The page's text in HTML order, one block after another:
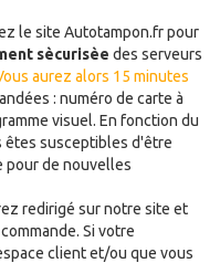
le site Autotampon.fr pour
sècurisèe des serveurs
aurez alors 15 minutes
: numéro de carte à
visuel. En fonction du
êtes susceptibles d'être
pour de nouvelles
redirigé sur notre site et
Si votre
client et/ou que vous